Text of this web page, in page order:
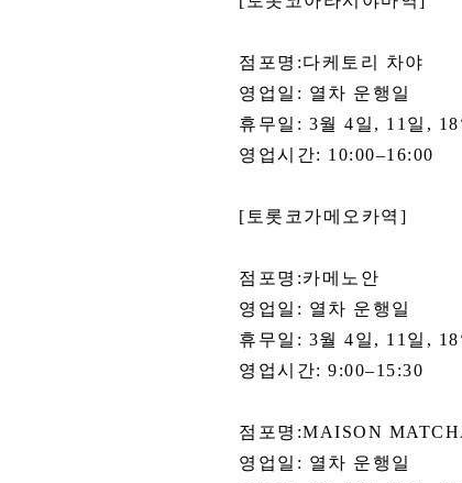
점포명:다케토리 차야
영업일: 열차 운행일
휴무일: 3월 4일, 11일, 18
영업시간: 10:00–16:00
[토롯코가메오카역]
점포명:카메노안
영업일: 열차 운행일
휴무일: 3월 4일, 11일,
영업시간: 9:00–15:30
점포명:MAISON
영업일: 열차 운행일